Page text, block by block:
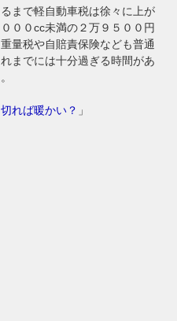
まで軽自動車税は徐々に上が
００cc未満の２万９５００円
量税や自賠責保険なども普通
までには十分過ぎる時間があ
れば暖かい？ 」